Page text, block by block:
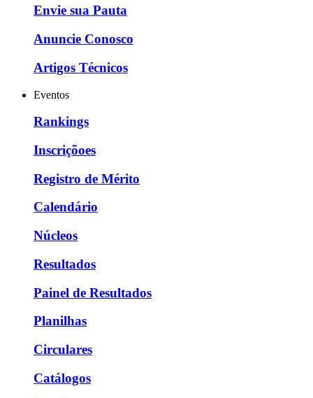
Envie sua Pauta
Anuncie Conosco
Artigos Técnicos
Eventos
Rankings
Inscriçõoes
Registro de Mérito
Calendário
Núcleos
Resultados
Painel de Resultados
Planilhas
Circulares
Catálogos